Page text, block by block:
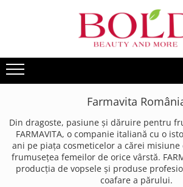
INGRIJIRE PAR
SAMPOANE
FIOLE TRATAMENT
TRATAMENTE SI SERUM
STYLING
PACHETE CADOU SI SETURI
MARCI POPULARE
ALFAPARF
FANOLA
JOICO
JUST FOR MEN
K18
Farmavita
Din dragoste, pasiune și dăruire pentru
FARMAVITA, o companie italiană cu o
ani pe piața cosmeticelor a cărei misiune
frumusețea femeilor de orice vârstă.
producția de vopsele și produse
coafare a părului.